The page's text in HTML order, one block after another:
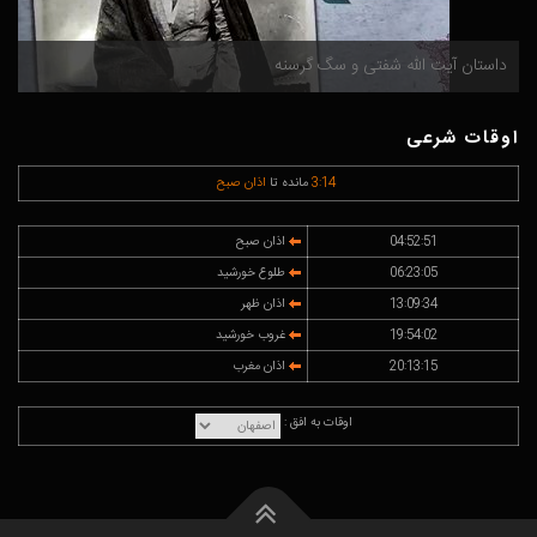
داستان آیت الله شفتی و سگ گرسنه
اوقات شرعی
3:14 مانده تا اذان صبح
04:52:51
اذان صبح
06:23:05
طلوع خورشید
13:09:34
اذان ظهر
19:54:02
غروب خورشید
20:13:15
اذان مغرب
اوقات به افق :